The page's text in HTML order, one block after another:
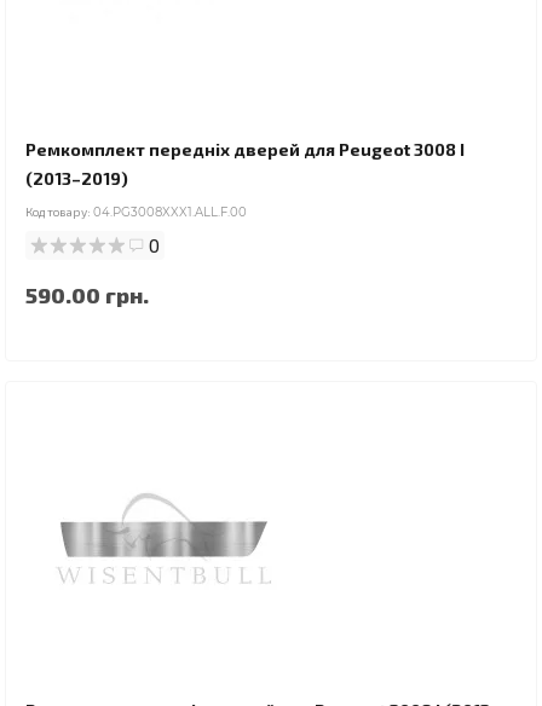
Ремкомплект передніх дверей для Peugeot 3008 I
(2013–2019)
Код товару: 04.PG3008XXX1.ALL.F.00
0
590.00 грн.